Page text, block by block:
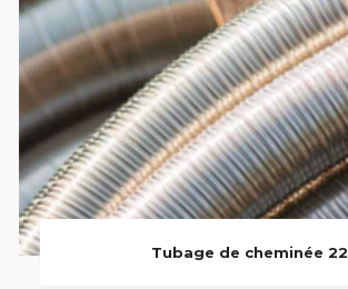
Tubage de cheminée 22